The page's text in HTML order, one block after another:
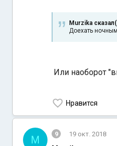
Murzika
Доехать
Или наоборот
Нравится
M 9 19 окт. 2018